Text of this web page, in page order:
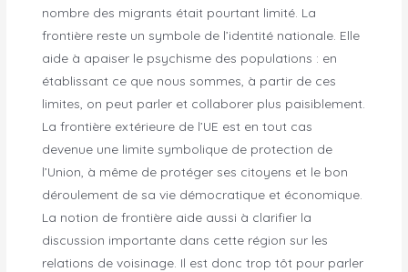
nombre des migrants était pourtant limité. La
frontière reste un symbole de l’identité nationale. Elle
aide à apaiser le psychisme des populations : en
établissant ce que nous sommes, à partir de ces
limites, on peut parler et collaborer plus paisiblement.
La frontière extérieure de l’UE est en tout cas
devenue une limite symbolique de protection de
l’Union, à même de protéger ses citoyens et le bon
déroulement de sa vie démocratique et économique.
La notion de frontière aide aussi à clarifier la
discussion importante dans cette région sur les
relations de voisinage. Il est donc trop tôt pour parler